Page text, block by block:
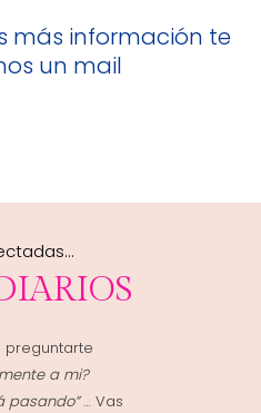
más información te
un mail
preguntarte
a mi?
pasando”… Vas